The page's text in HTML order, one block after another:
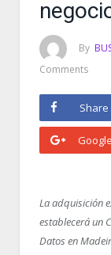
By
Comments
Share
La adquisición
establecerá un
Datos en